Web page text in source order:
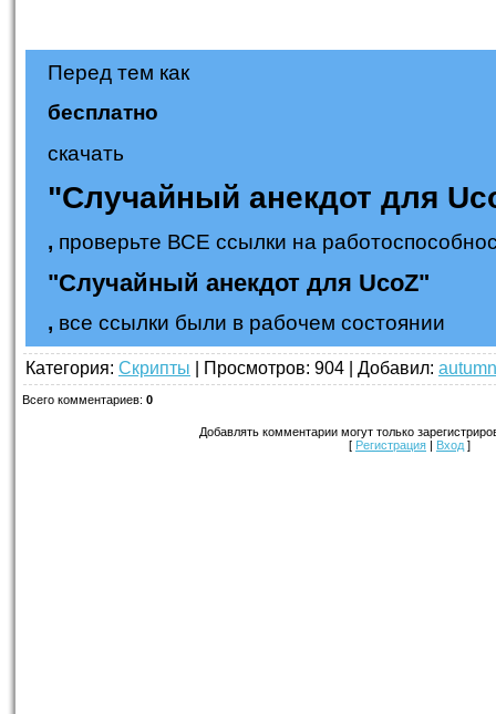
Перед тем как
бесплатно
скачать
"Случайный анекдот для
, проверьте ВСЕ ссылки на
"Случайный анекдот для UcoZ"
, все ссылки были в рабочем состоянии
Категория: Скрипты | Просмотров: 904 | Добавил: autumn
Всего комментариев: 0
Добавлять комментарии могут только
[ Регистрация | Вход ]